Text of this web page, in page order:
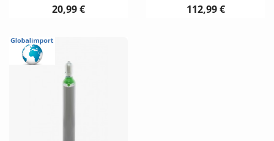
20,99 € 112,99 €